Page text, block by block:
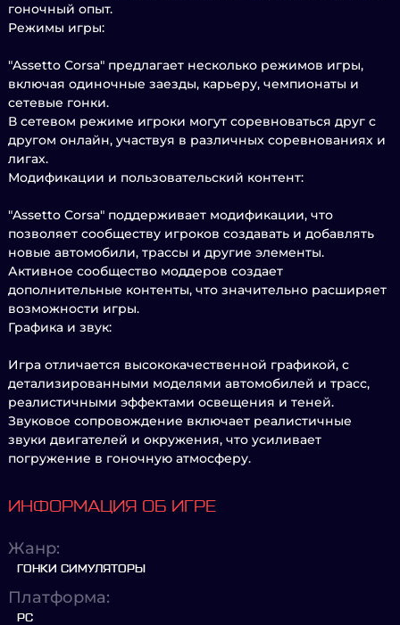
гоночный опыт.
Режимы игры:
"Assetto Corsa" предлагает несколько режимов игры,
включая одиночные заезды, карьеру, чемпионаты и
сетевые гонки.
В сетевом режиме игроки могут соревноваться друг с
другом онлайн, участвуя в различных соревнованиях и
лигах.
Модификации и пользовательский контент:
"Assetto Corsa" поддерживает модификации, что
позволяет сообществу игроков создавать и добавлять
новые автомобили, трассы и другие элементы.
Активное сообщество моддеров создает
дополнительные контенты, что значительно расширяет
возможности игры.
Графика и звук:
Игра отличается высококачественной графикой, с
детализированными моделями автомобилей и трасс,
реалистичными эффектами освещения и теней.
Звуковое сопровождение включает реалистичные
звуки двигателей и окружения, что усиливает
погружение в гоночную атмосферу.
ИНФОРМАЦИЯ ОБ ИГРЕ
Жанр:
ГОНКИ СИМУЛЯТОРЫ
Платформа:
PC